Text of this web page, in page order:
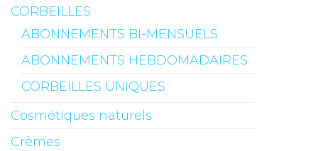
CORBEILLES
ABONNEMENTS BI-MENSUELS
ABONNEMENTS HEBDOMADAIRES
CORBEILLES UNIQUES
Cosmétiques naturels
Crèmes